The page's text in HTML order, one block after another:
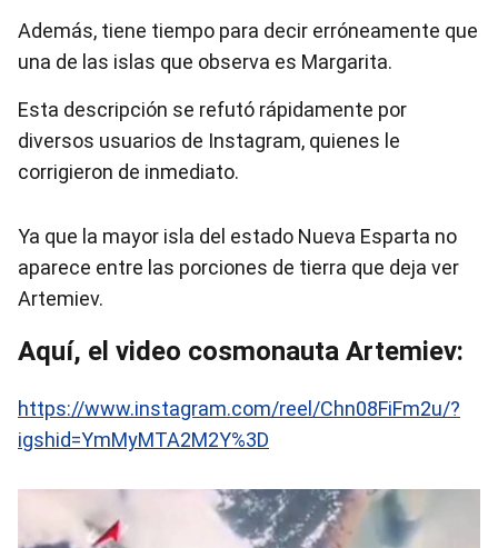
Además, tiene tiempo para decir erróneamente que
una de las islas que observa es Margarita.
Esta descripción se refutó rápidamente por
diversos usuarios de Instagram, quienes le
corrigieron de inmediato.
Ya que la mayor isla del estado Nueva Esparta no
aparece entre las porciones de tierra que deja ver
Artemiev.
Aquí, el video cosmonauta Artemiev:
https://www.instagram.com/reel/Chn08FiFm2u/?
igshid=YmMyMTA2M2Y%3D